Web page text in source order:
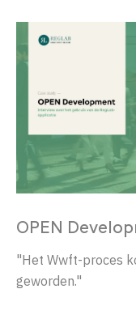
OPEN
"Het Wwft-proces
geworden."